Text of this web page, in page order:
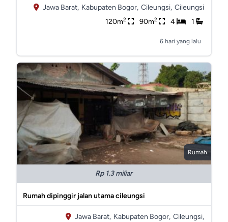
Jawa Barat, Kabupaten Bogor, Cileungsi, Cileungsi
120m2 90m2 4 1
6 hari yang lalu
Rumah
Rp 1.3 miliar
Rumah dipinggir jalan utama cileungsi
Jawa Barat, Kabupaten Bogor, Cileungsi,